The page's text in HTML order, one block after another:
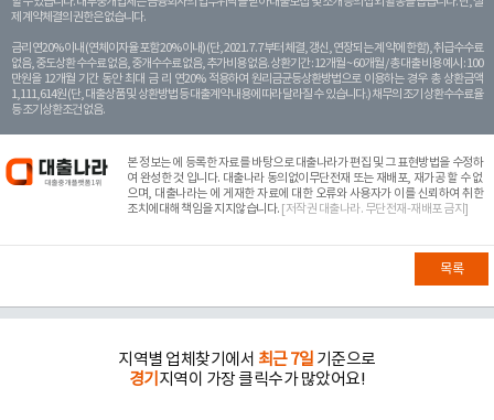
제 계약체결의 권한은 없습니다.
금리 연20% 이내 (연체이자율 포함 20% 이내) (단, 2021. 7. 7부터 체결, 갱신, 연장되는 계 약에 한함), 취급수수료
없음, 중도상환 수수료 없음, 중개수수료 없음, 추가비용 없음. 상환기간 : 12개월 ~ 60개월 / 총 대출 비용 예시 : 100
만원을 12개월 기간 동안 최대 금 리 연20% 적용하여 원리금균등상환방법으로 이용하는 경우 총 상환금액
1,111,614원 (단, 대출상품 및 상환방법 등 대출계약 내용에 따라 달라질 수 있습니다.) 채무의 조기 상환수수료율
등 조기상환조건 없음.
본 정보는에 등록한 자료를 바탕으로 대출나라가 편집 및 그 표현방법을 수정하
여 완성한 것 입니다. 대출나라 동의없이무단전재 또는 재배포, 재가공 할 수 없
으며, 대출나라는 에 게재한 자료에 대한 오류와 사용자가 이를 신뢰하여 취한
조치에대해 책임을 지지않습니다. [저작권 대출나라. 무단전재-재배포 금지]
목록
지역별 업체찾기에서 최근 7일 기준으로
경기 지역이 가장 클릭수가 많았어요!